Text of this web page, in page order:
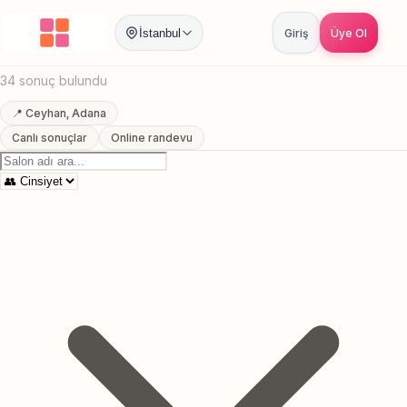
İstanbul Giriş Üye Ol
Anasayfa / Adana Ceyhan Cocuk Kuaforu
Ceyhan, Adana Cocuk Kuaforu
34 sonuç bulundu
📍 Ceyhan, Adana
Canlı sonuçlar
Online randevu